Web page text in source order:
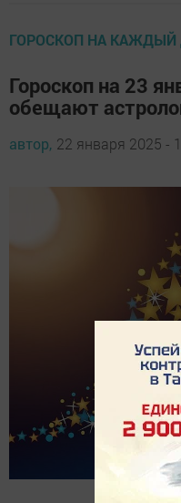
ГОРОСКОП НА КАЖДЫЙ
Гороскоп на 23
обещают
автор, 22 января 2025 -